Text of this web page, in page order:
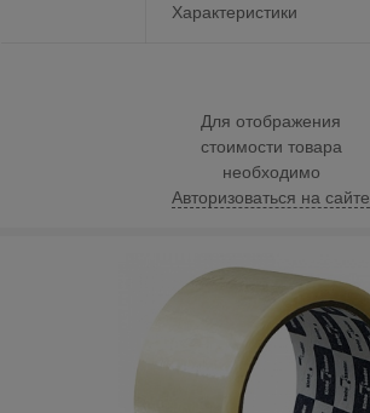
Характеристики
Для отображения
стоимости товара
необходимо
Авторизоваться на сайте